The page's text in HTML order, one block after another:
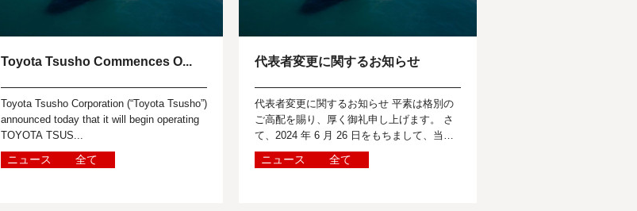
Toyota Tsusho Commences O...
Toyota Tsusho Corporation (“Toyota Tsusho”)
announced today that it will begin operating
TOYOTA TSUS...
ニュース 全て
代表者変更に関するお知らせ
代表者変更に関するお知らせ 平素は格別の
ご高配を賜り、厚く御礼申し上げます。 さ
て、2024 年 6 月 26 日をもちまして、当社
代表者を変更し、新代表取締役社長として髙
原陽藏が就任致しましたことを...
ニュース 全て